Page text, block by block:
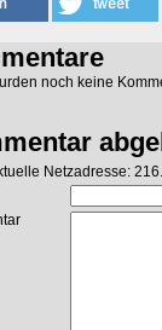
noch keine
Netzadresse: